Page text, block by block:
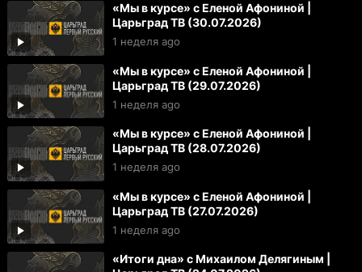
«Мы в курсе» с Еленой Афониной |
Царьград ТВ (30.07.2026)
1 неделя ago
«Мы в курсе» с Еленой Афониной |
Царьград ТВ (29.07.2026)
1 неделя ago
«Мы в курсе» с Еленой Афониной |
Царьград ТВ (28.07.2026)
1 неделя ago
«Мы в курсе» с Еленой Афониной |
Царьград ТВ (27.07.2026)
1 неделя ago
«Итоги дна» с Михаилом Делягиным |